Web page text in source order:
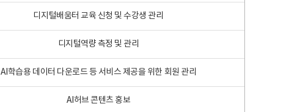
디지털배움터 교육 신청 및 수강생 관리
디지털역량 측정 및 관리
AI학습용 데이터 다운로드 등 서비스 제공을 위한 회원 관리
AI허브 콘텐츠 홍보